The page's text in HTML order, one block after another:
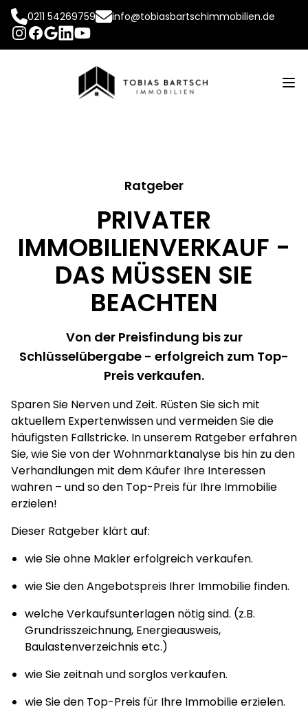
0211 54269759
info@tobiasbartschimmobilien.de
INSTAGRAM
FACEBOOK
GOOGLE
LINKEDINYOUTUBE
Ratgeber
PRIVATER
IMMOBILIENVERKAUF -
DAS MÜSSEN SIE
BEACHTEN
Von der Preisfindung bis zur
Schlüsselübergabe - erfolgreich zum Top-
Preis verkaufen.
Sparen Sie Nerven und Zeit. Rüsten Sie sich mit
aktuellem Expertenwissen und vermeiden Sie die
häufigsten Fallstricke. In unserem Ratgeber erfahren
Sie, wie Sie von der Wohnmarktanalyse bis hin zu den
Verhandlungen mit dem Käufer Ihre Interessen
wahren – und so den Top-Preis für Ihre Immobilie
erzielen!
Dieser Ratgeber klärt auf:
wie Sie ohne Makler erfolgreich verkaufen.
wie Sie den Angebotspreis Ihrer Immobilie finden.
welche Verkaufsunterlagen nötig sind. (z.B.
Grundrisszeichnung, Energieausweis,
Baulastenverzeichnis etc.)
wie Sie zeitnah und sorglos verkaufen.
wie Sie den Top-Preis für Ihre Immobilie erzielen.